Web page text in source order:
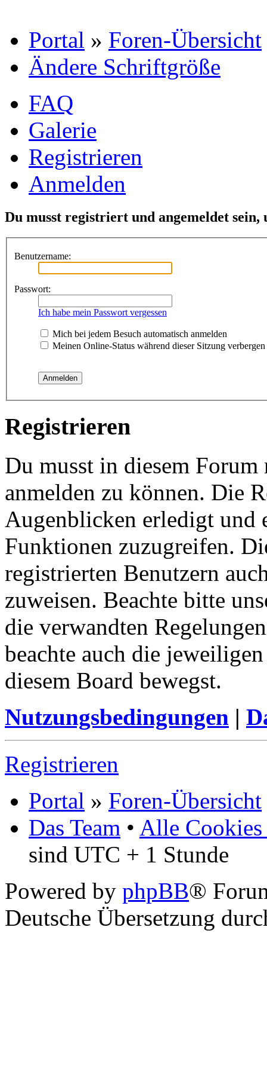
Portal » Foren-Übersicht
Ändere Schriftgröße
FAQ
Galerie
Registrieren
Anmelden
Du musst registriert und angemeldet
Benutzername:
Passwort:
Ich habe mein Passwort vergessen
Mich bei jedem Besuch automatisch anmelden
Meinen Online-Status während dieser Sitzung verbergen
Registrieren
Du musst in diesem
anmelden zu können. Die
Augenblicken erledigt und
Funktionen zuzugreifen.
registrierten Benutzern
zuweisen. Beachte bitte
die verwandten
beachte auch die
diesem Board bewegst.
Nutzungsbedingungen |
Registrieren
Portal » Foren-Übersicht
Das Team • Alle Cookies
sind UTC + 1 Stunde
Powered by phpBB®
Deutsche Übersetzung